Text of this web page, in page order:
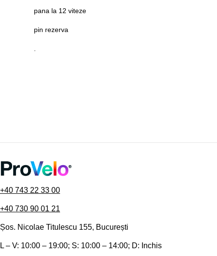
pana la 12 viteze
pin rezerva
.
+40 743 22 33 00
+40 730 90 01 21
Șos. Nicolae Titulescu 155, București
L – V: 10:00 – 19:00; S: 10:00 – 14:00; D: Inchis